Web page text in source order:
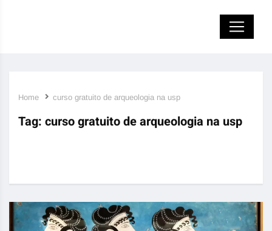
Home curso gratuito de arqueologia na usp
Tag: curso gratuito de arqueologia na usp